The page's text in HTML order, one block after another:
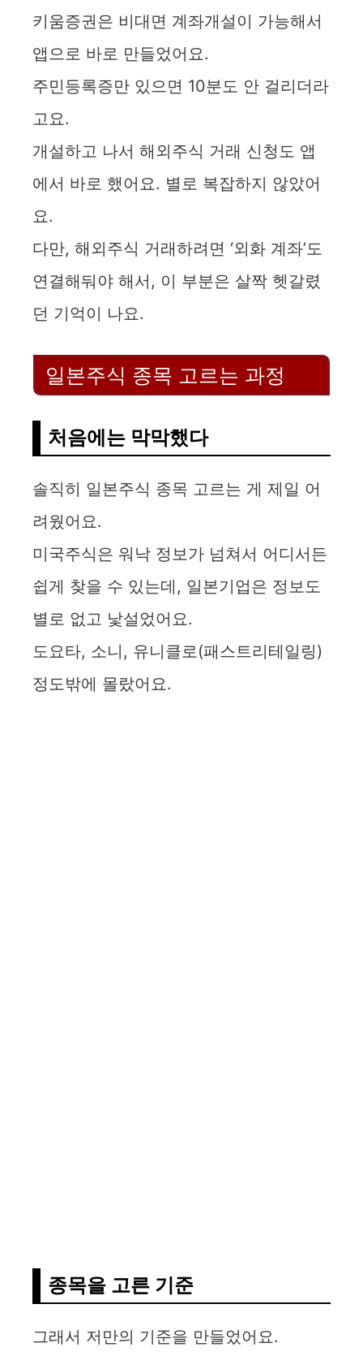
키움증권은 비대면 계좌개설이 가능해서
앱으로 바로 만들었어요.
주민등록증만 있으면 10분도 안 걸리더라
고요.
개설하고 나서 해외주식 거래 신청도 앱
에서 바로 했어요. 별로 복잡하지 않았어
요.
다만, 해외주식 거래하려면 ‘외화 계좌’도
연결해둬야 해서, 이 부분은 살짝 헷갈렸
던 기억이 나요.
일본주식 종목 고르는 과정
처음에는 막막했다
솔직히 일본주식 종목 고르는 게 제일 어
려웠어요.
미국주식은 워낙 정보가 넘쳐서 어디서든
쉽게 찾을 수 있는데, 일본기업은 정보도
별로 없고 낯설었어요.
도요타, 소니, 유니클로(패스트리테일링)
정도밖에 몰랐어요.
종목을 고른 기준
그래서 저만의 기준을 만들었어요.